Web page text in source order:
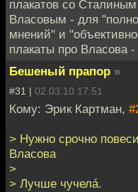
плакатов со
Власовым - для
мнений" и
плакаты про Власова
Бешеный прапор »
#31 | 02.03.10 17:51
Кому: Эрик Картман,
> Нужно срочно
Власова
>
> Лучше чучелá.